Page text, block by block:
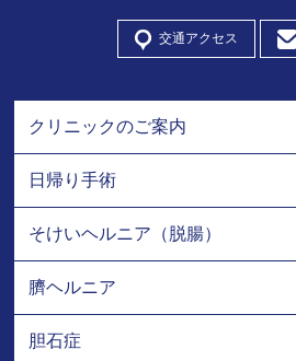
交通アクセス
クリニックのご案内
日帰り手術
そけいヘルニア（脱腸）
臍ヘルニア
胆石症